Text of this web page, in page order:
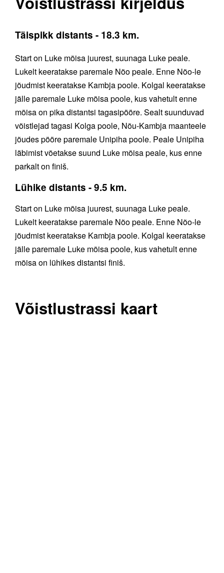
Täispikk distants - 18.3 km.
Start on Luke mõisa juurest, suunaga Luke peale.
Lukelt keeratakse paremale Nõo peale. Enne Nõo-le
jõudmist keeratakse Kambja poole. Kolgal keeratakse
jälle paremale Luke mõisa poole, kus vahetult enne
mõisa on pika distantsi tagasipööre. Sealt suunduvad
võistlejad tagasi Kolga poole, Nõu-Kambja maanteele
jõudes pööre paremale Unipiha poole. Peale Unipiha
läbimist võetakse suund Luke mõisa peale, kus enne
parkalt on finiš.
Lühike distants - 9.5 km.
Start on Luke mõisa juurest, suunaga Luke peale.
Lukelt keeratakse paremale Nõo peale. Enne Nõo-le
jõudmist keeratakse Kambja poole. Kolgal keeratakse
jälle paremale Luke mõisa poole, kus vahetult enne
mõisa on lühikes distantsi finiš.
Võistlustrassi kaart